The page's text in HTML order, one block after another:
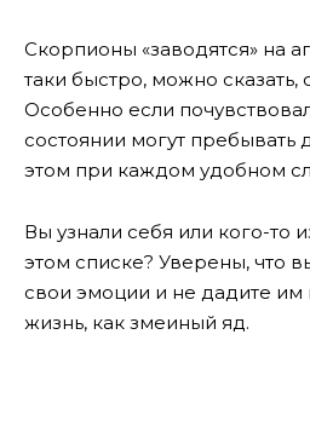
Скорпионы «заводятся» на
таки быстро, можно сказать,
Особенно если
состоянии могут пребывать
этом при каждом удобном
Вы узнали себя или кого-то
этом списке? Уверены, что
свои эмоции и не дадите им
жизнь, как змеиный яд.